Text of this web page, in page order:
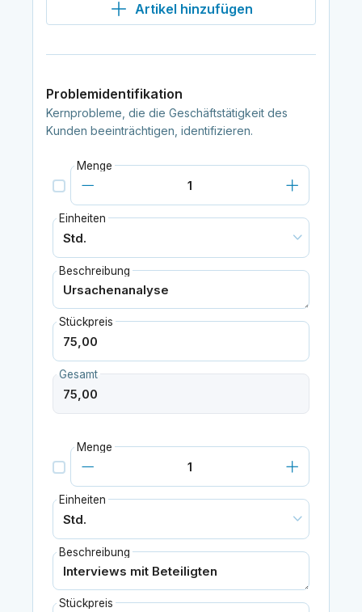
Artikel hinzufügen
Problemidentifikation
Kernprobleme, die die Geschäftstätigkeit des
Kunden beeinträchtigen, identifizieren.
Menge
Einheiten
Beschreibung
Stückpreis
Gesamt
Menge
Einheiten
Beschreibung
Stückpreis